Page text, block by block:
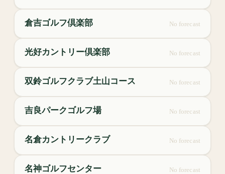
倉吉ゴルフ倶楽部 No forecast
光好カントリー倶楽部 No forecast
双鈴ゴルフクラブ土山コース No forecast
吉良パークゴルフ場 No forecast
名倉カントリークラブ No forecast
名神ゴルフセンター No forecast